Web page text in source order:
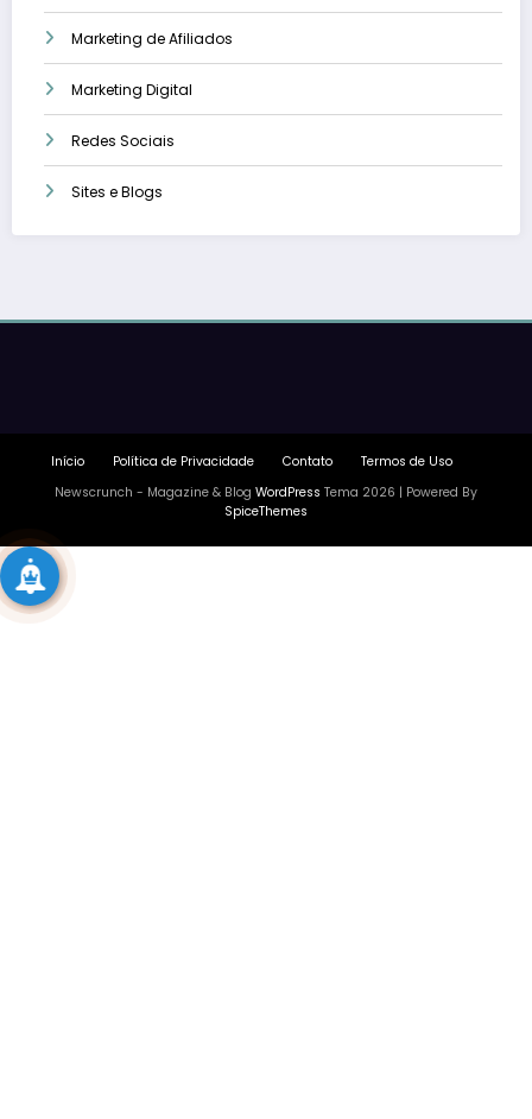
Marketing de Afiliados
Marketing Digital
Redes Sociais
Sites e Blogs
Início Política de Privacidade Contato
Termos de Uso
Newscrunch - Magazine & Blog WordPress Tema 2026 | Powered By
SpiceThemes